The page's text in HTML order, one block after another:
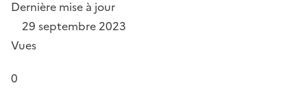
Dernière mise à jour
29 septembre 2023
Vues
0